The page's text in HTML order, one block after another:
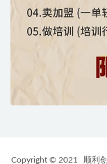
Copyright © 2021 顺利